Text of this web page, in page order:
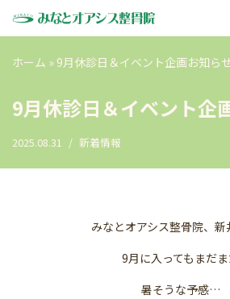
ン
ン
へ
ス
ホーム » 9月休診日＆イベント企画お知ら
9月休診日＆イベント企
2025.08.31 新着情報
みなとオアシス整骨院、新
9月に入ってもまだ
暑そうな予感…